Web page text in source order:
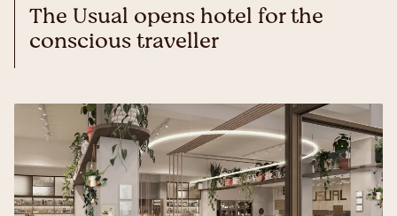
The Usual opens hotel for the
conscious traveller